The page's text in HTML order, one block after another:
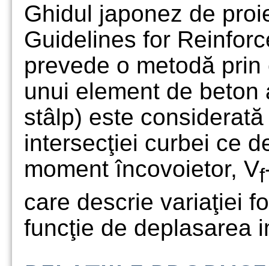
Ghidul japonez de
Guidelines for
prevede o metodă
unui element de
stâlp) este
intersecţiei curbei ce
moment încovoietor, Vf
care descrie variaţiei
funcţie de deplasarea